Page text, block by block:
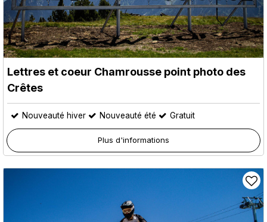
Lettres et coeur Chamrousse point photo des
Crêtes
Nouveauté hiver Nouveauté été Gratuit
Plus d'informations